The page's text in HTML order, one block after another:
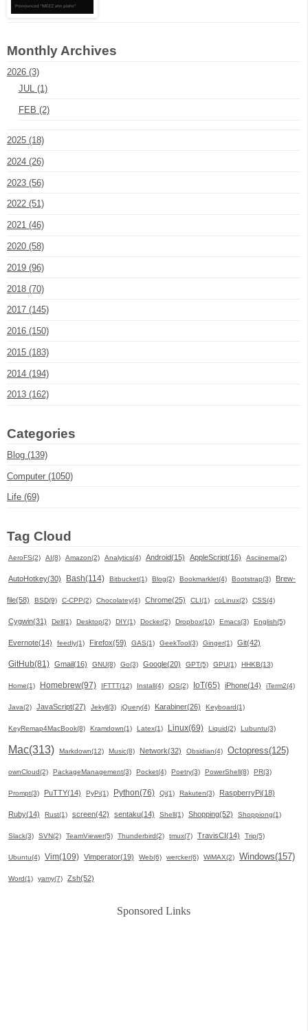
Monthly Archives
2026 (3)
JUL (1)
FEB (2)
2025 (18)
2024 (26)
2023 (56)
2022 (51)
2021 (46)
2020 (58)
2019 (96)
2018 (70)
2017 (145)
2016 (150)
2015 (183)
2014 (194)
2013 (162)
Categories
Blog (139)
Computer (1050)
Life (69)
Tag Cloud
AeroFS(2) AI(8) Amazon(2) Analytics(4) Android(15) AppleScript(16) Asciinema(2)
AutoHotkey(30) Bash(114) Bitbucket(1) Blog(2) Bookmarklet(4) Bootstrap(3) Brew-
file(58) BSD(9) C-CPP(2) Chocolatey(4) Chrome(25) CLI(1) coLinux(2) CSS(4)
Cygwin(31) Dell(1) Desktop(2) DIY(1) Docker(2) Dropbox(10) Emacs(3) English(5)
Evernote(14) feedly(1) Firefox(59) GAS(1) GeekTool(3) Ginger(1) Git(42)
GitHub(81) Gmail(16) GNU(8) Go(3) Google(20) GPT(5) GPU(1) HHKB(13)
Home(1) Homebrew(97) IFTTT(12) Install(4) iOS(2) IoT(65) iPhone(14) iTerm2(4)
Java(2) JavaScript(27) Jekyll(3) jQuery(4) Karabiner(26) Keyboard(1)
KeyRemap4MacBook(8) Kramdown(1) Latex(1) Linux(69) Liquid(2) Lubuntu(3)
Mac(313) Markdown(12) Music(8) Network(32) Obsidian(4) Octopress(125)
ownCloud(2) PackageManagement(3) Pocket(4) Poetry(3) PowerShell(8) PR(3)
Prompt(3) PuTTY(14) PyPi(1) Python(76) Qi(1) Rakuten(3) RaspberryPi(18)
Ruby(14) Rust(1) screen(42) sentaku(14) Shell(1) Shopping(52) Shoppiong(1)
Slack(3) SVN(2) TeamViewer(5) Thunderbird(2) tmux(7) TravisCI(14) Trip(5)
Ubuntu(4) Vim(109) Vimperator(19) Web(6) wercker(6) WiMAX(2) Windows(157)
Word(1) yamy(7) Zsh(52)
Sponsored Links